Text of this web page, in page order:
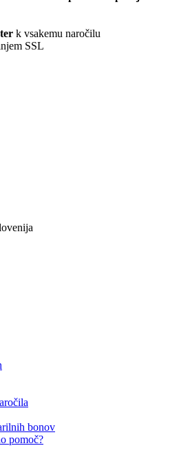
k vsakemu naročilu
SSL
bonov
pomoč?